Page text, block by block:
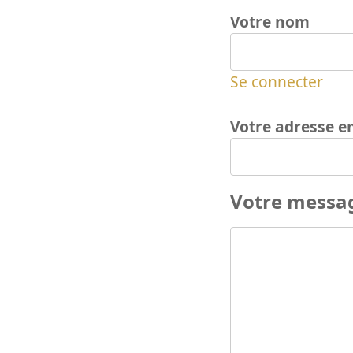
Votre nom
Se connecter
Votre adresse
Votre